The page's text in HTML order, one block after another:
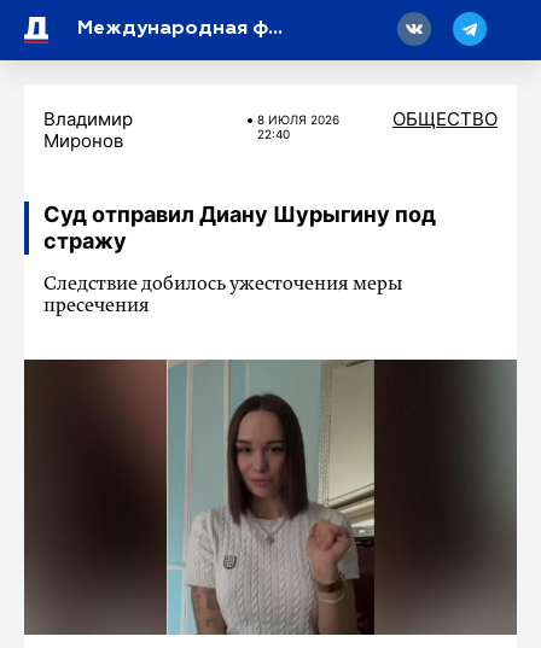
Международная федерация волейбола допустила российских спортсменов до турниров
Владимир
Миронов
8 ИЮЛЯ 2026
22:40
ОБЩЕСТВО
Суд отправил Диану Шурыгину под
стражу
Следствие добилось ужесточения меры
пресечения